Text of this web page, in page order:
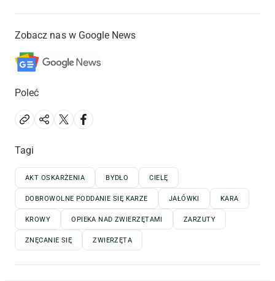
Zobacz nas w Google News
Poleć
Tagi
AKT OSKARŻENIA BYDŁO CIELĘ
DOBROWOLNE PODDANIE SIĘ KARZE JAŁÓWKI KARA
KROWY OPIEKA NAD ZWIERZĘTAMI ZARZUTY
ZNĘCANIE SIĘ ZWIERZĘTA